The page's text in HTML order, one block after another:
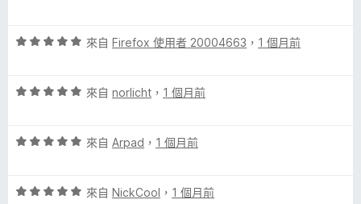
分
分
分
評
分
分
來自 Firefox 使用者 20004663 ， 1 個月前
評
分
分
來自 norlicht ， 1 個月前
評
分
來自 Arpad ， 1 個月前
評
來自 NickCool ， 1 個月前